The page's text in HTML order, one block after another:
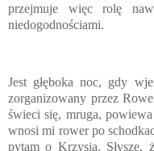
przejmuje więc rolę
niedogodnościami.
Jest głęboka noc, gdy
zorganizowany przez
świeci się, mruga,
wnosi mi rower po
pytam o Krzysia. Słyszę,